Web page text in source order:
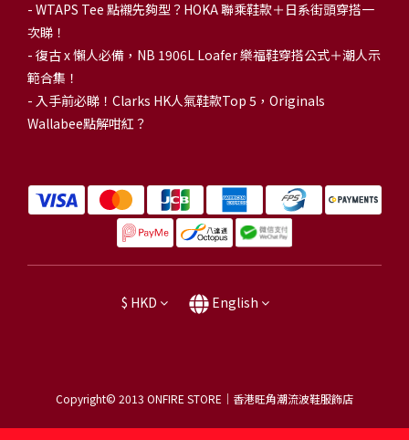
- WTAPS Tee 點襯先夠型？HOKA 聯乘鞋款＋日系街頭穿搭一
次睇！
- 復古 x 懶人必備，NB 1906L Loafer 樂福鞋穿搭公式＋潮人示
範合集！
- 入手前必睇！Clarks HK人氣鞋款Top 5，Originals
Wallabee點解咁紅？
$ HKD English
Copyright© 2013 ONFIRE STORE｜香港旺角潮流波鞋服飾店